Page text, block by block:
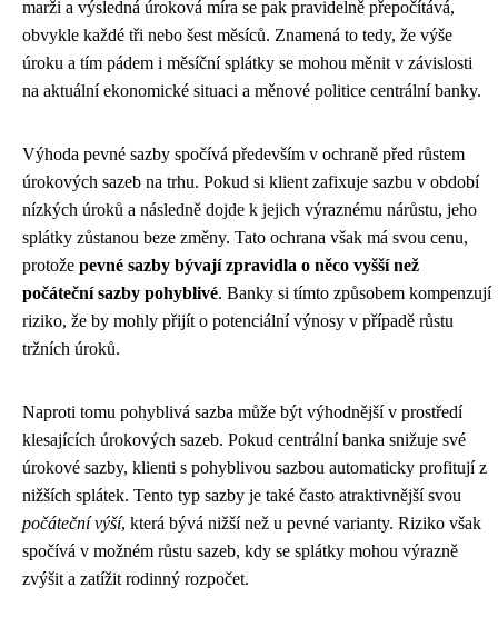
marži a výsledná úroková míra se pak pravidelně přepočítává,
obvykle každé tři nebo šest měsíců. Znamená to tedy, že výše
úroku a tím pádem i měsíční splátky se mohou měnit v závislosti
na aktuální ekonomické situaci a měnové politice centrální banky.
Výhoda pevné sazby spočívá především v ochraně před růstem
úrokových sazeb na trhu. Pokud si klient zafixuje sazbu v období
nízkých úroků a následně dojde k jejich výraznému nárůstu, jeho
splátky zůstanou beze změny. Tato ochrana však má svou cenu,
protože pevné sazby bývají zpravidla o něco vyšší než
počáteční sazby pohyblivé. Banky si tímto způsobem kompenzují
riziko, že by mohly přijít o potenciální výnosy v případě růstu
tržních úroků.
Naproti tomu pohyblivá sazba může být výhodnější v prostředí
klesajících úrokových sazeb. Pokud centrální banka snižuje své
úrokové sazby, klienti s pohyblivou sazbou automaticky profitují z
nižších splátek. Tento typ sazby je také často atraktivnější svou
počáteční výší, která bývá nižší než u pevné varianty. Riziko však
spočívá v možném růstu sazeb, kdy se splátky mohou výrazně
zvýšit a zatížit rodinný rozpočet.